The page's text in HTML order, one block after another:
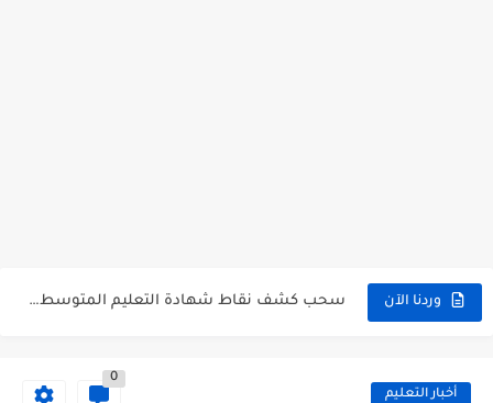
وردنا الآن استخراج كشف نقاط شهادة التعليم المتوسط للراسبين 2026 | bem.onec.dz...
استخراج كشف نقاط شهادة التعليم المتوسط للناجحين 2026 | bem.onec.dz... أخبار التعليم
0